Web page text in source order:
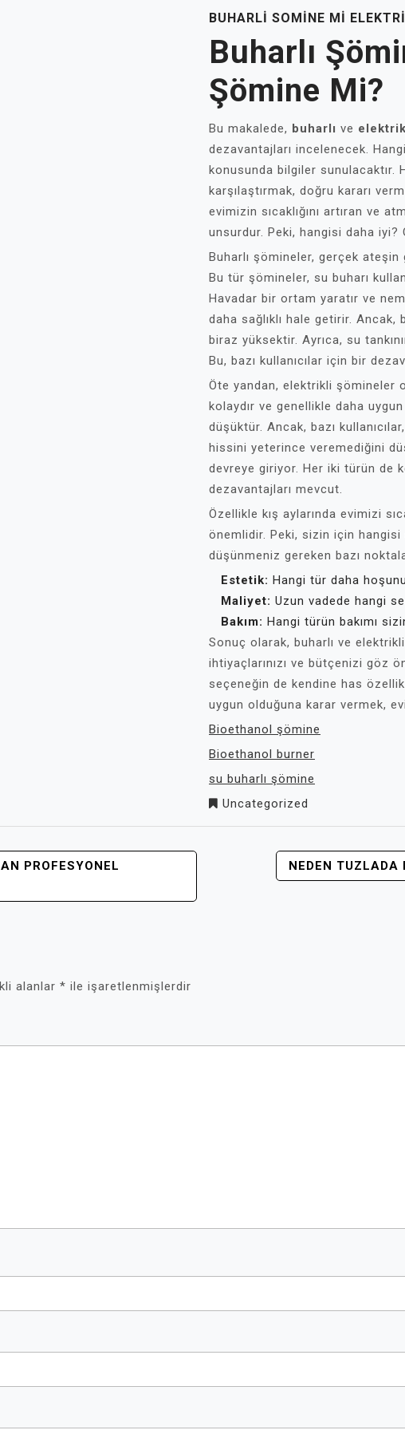
BUHARLI SOMINE MI
Buharlı
Şömine Mi?
Bu makalede, buharlı ve
dezavantajları incelenecek.
konusunda bilgiler sunulacaktır.
karşılaştırmak, doğru kararı
evimizin sıcaklığını artıran ve
unsurdur. Peki, hangisi daha iyi?
Buharlı şömineler, gerçek ateşin
Bu tür şömineler, su buharı
Havadar bir ortam yaratır ve
daha sağlıklı hale getirir.
biraz yüksektir. Ayrıca, su
Bu, bazı kullanıcılar için bir
Öte yandan, elektrikli şömineler
kolaydır ve genellikle daha
düşüktür. Ancak, bazı
hissini yeterince veremediğini
devreye giriyor. Her iki türün de
dezavantajları mevcut.
Özellikle kış aylarında evimizi
önemlidir. Peki, sizin için
düşünmeniz gereken bazı
Estetik: Hangi tür daha
Maliyet: Uzun vadede hangi
Bakım: Hangi türün bakımı
Sonuç olarak, buharlı ve
ihtiyaçlarınızı ve bütçenizi göz
seçeneğin de kendine has
uygun olduğuna karar vermek,
Bioethanol şömine
Bioethanol burner
su buharlı şömine
Uncategorized
PROFESYONEL
NEDEN TUZLADA
alanlar * ile işaretlenmişlerdir